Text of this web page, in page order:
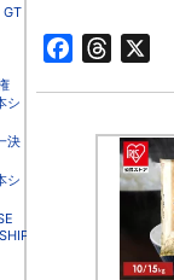
シ
決
シ
Facebook
Threads